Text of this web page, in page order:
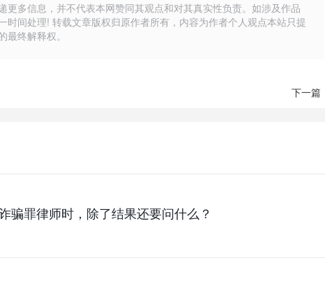
多信息，并不代表本网赞同其观点和对其真实性负责。如涉及作品
时间处理! 转载文章版权归原作者所有，内容为作者个人观点本站只提
终解释权。
下一篇
骗罪律师时，除了结果还要问什么？